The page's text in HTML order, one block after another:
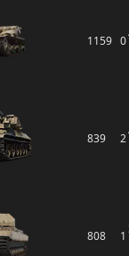
1159 0
839 2
808 1